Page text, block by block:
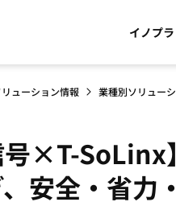
イノプ
リューション情報 業種別ソリュー
号×T-
安全・省力